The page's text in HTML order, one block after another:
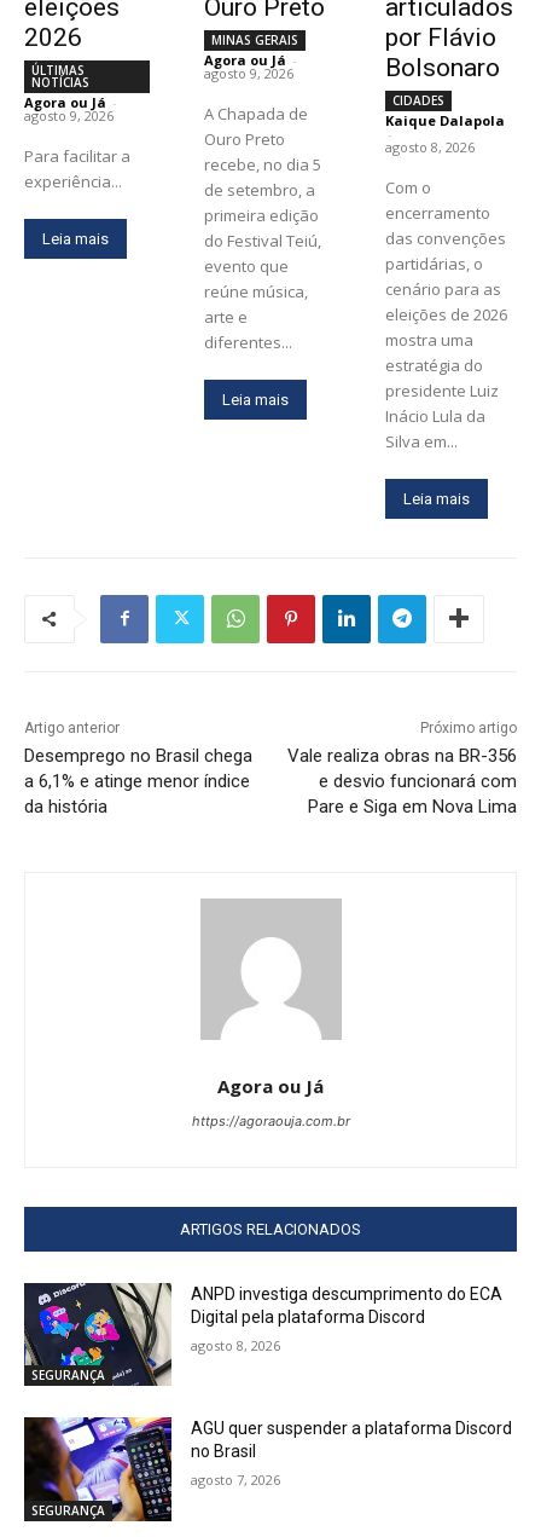
eleições
2026
ÚLTIMAS
NOTÍCIAS
Agora ou Já -
agosto 9, 2026
Para facilitar a
experiência...
Leia mais
Ouro Preto
MINAS GERAIS
Agora ou Já -
agosto 9, 2026
A Chapada de
Ouro Preto
recebe, no dia 5
de setembro, a
primeira edição
do Festival Teiú,
evento que
reúne música,
arte e
diferentes...
Leia mais
articulados
por Flávio
Bolsonaro
CIDADES
Kaique Dalapola
-
agosto 8, 2026
Com o
encerramento
das convenções
partidárias, o
cenário para as
eleições de 2026
mostra uma
estratégia do
presidente Luiz
Inácio Lula da
Silva em...
Leia mais
Artigo anterior
Desemprego no Brasil chega
a 6,1% e atinge menor índice
da história
Próximo artigo
Vale realiza obras na BR-356
e desvio funcionará com
Pare e Siga em Nova Lima
Agora ou Já
https://agoraouja.com.br
ARTIGOS RELACIONADOS
SEGURANÇA
ANPD investiga descumprimento do ECA
Digital pela plataforma Discord
agosto 8, 2026
SEGURANÇA
AGU quer suspender a plataforma Discord
no Brasil
agosto 7, 2026